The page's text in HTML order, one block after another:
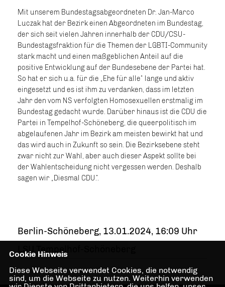
Mit unserem Bundestagsabgeordneten Dr. Jan-Marco
Luczak hat der Bezirk einen Abgeordneten im Bundestag,
der sich seit vielen Jahren innerhalb der CDU/CSU-
Bundestagsfraktion für die Themen der LGBTI-Community
stark macht und einen maßgeblichen Anteil auf die
positive Entwicklung auf der Bundesebene der Partei hat.
So hat er sich u.a. für die „Ehe für alle“ lange und aktiv
eingesetzt und es ist ihm zu verdanken, dass im letzten
Jahr den vom NS verfolgten Homosexuellen erstmalig im
Bundestag gedacht wurde. Darüber hinaus ist die CDU die
Partei in Tempelhof-Schöneberg, die queerpolitisch im
abgelaufenen Jahr im Bezirk am meisten bewirkt hat und
das wird auch in Zukunft so sein. Die Bezirksebene steht
zwar nicht zur Wahl, aber auch dieser Aspekt sollte bei
der Wahlentscheidung nicht vergessen werden. Deshalb
sagen wir „Diesmal CDU.“.
Berlin-Schöneberg, 13.01.2024, 16:09 Uhr
LSU Tempelhof-Schöneberg
Cookie Hinweis
Diese Webseite verwendet Cookies, die notwendig
sind, um die Webseite zu nutzen. Weiterhin verwenden